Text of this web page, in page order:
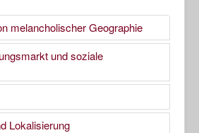
melancholischer Geographie
und soziale
Lokalisierung